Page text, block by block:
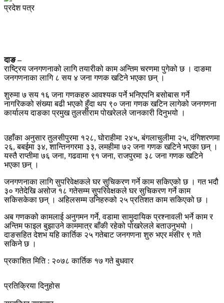
प्रदेश पत्र
दाङ –
राष्ट्रिय जनगणनाको लागि तयारीको काम अन्तिम चरणमा पुगेको छ । दाङमा
जनगणनाका लागि ८ सय ४ जना गणक खटिने भएका छन् ।
शुरुमा ७ सय १६ जना गणकहरु आवश्यक पर्ने भनिएपनि बसोबास गर्ने
नागरिकको संख्या बढी भएको हुँदा थप ९० जना गणक खटिन लागेको जनगणना
कार्यालय दाङका प्रमुख तुलसीराम पोखरेलले जानकारी दिनुभयो ।
उहाँका अनुसार तुलसीपुरमा १२८, घोराहीमा २४५, बंगलाचुलीमा २५, दंगिशरणमा
२६, बबईमा ३४, शान्तिनगरमा ३३, लमहीमा ७२ जना गणक खटिने भएका छन् ।
यस्तै राप्तीमा ७६ जना, गढवामा ९१ जना, राजपुरमा ३८ जना गणक खटिने
भएका छन् ।
जनगणनाका लागि सुपरिवेक्षकले घर सुचिकरण गर्ने काम सकिएको छ । गत भदौ
३० गतेदेखि असोज १८ गतेसम्म सुपरिवेक्षकले घर सुचिकरण गर्ने काम
सकिसकेका छन् । अहिलसम्म उनिहरुको २५ प्रतिशत काम सकिएको छ ।
अब गणकको कामलाई अनुगमन गर्ने, वडामा सामुदायिक प्रश्नावली भर्ने काम र
अन्तिम फाइल बुझाउने काममात्र बाँकी रहेको पोखरेलले बताउनुभयो ।
दाङसहित देशभ यहि कार्तिक २५ गतेबाट जनगणना शुरु भएर मंसीर ९ गते
सकिने छ ।
प्रकाशित मिति : २०७८ कार्तिक १७ गते बुधवार
प्रतिक्रिया दिनुहोस